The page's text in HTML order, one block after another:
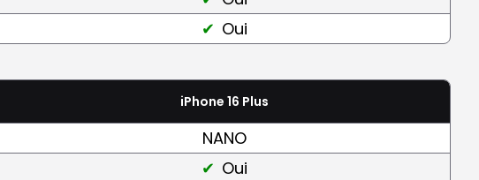
Oui
iPhone 16 Plus
NANO
Oui